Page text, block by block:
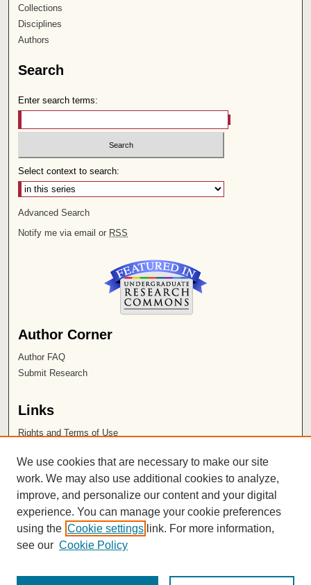
Collections
Disciplines
Authors
Search
Enter search terms:
Select context to search:
Advanced Search
Notify me via email or RSS
Author Corner
Author FAQ
Submit Research
Links
Rights and Terms of Use
Chapman University
ISSN 2572-1496
We use cookies that are necessary to make our site
work. We may also use additional cookies to analyze,
improve, and personalize our content and your digital
experience. You can manage your cookie preferences
using the Cookie settings link. For more information,
see our Cookie Policy